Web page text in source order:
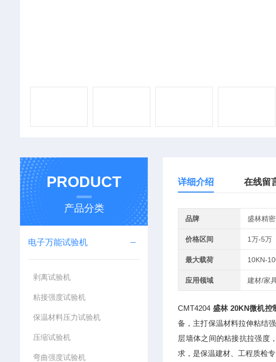
PRODUCT
产品分类
电子万能试验机
剥离试验机
粘接强度试验机
保温材料压力试验机
压缩试验机
弯曲强度试验机
详细介绍 在线留
品牌 盛林精密
价格区间 1万-5万
最大载荷 10KN-
应用领域 建材/家
CMT4204 盛林 20KN微机控
备，主打保温材料拉伸粘结
层墙体之间的粘接抗拉强度
求，是保温建材、工程质检专